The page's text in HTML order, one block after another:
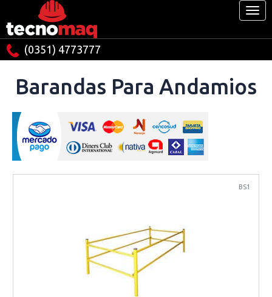
(0351) 4773777
Barandas Para Andamios
BS1